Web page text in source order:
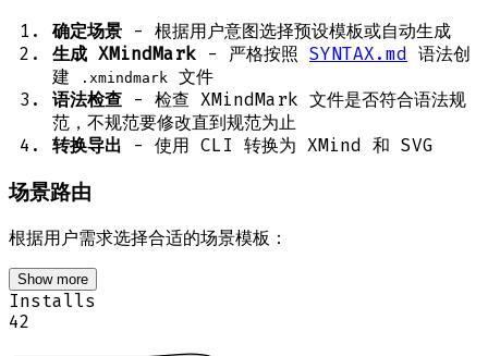
确定场景 - 根据用户意图选择预设模板或自动生成
生成 XMindMark - 严格按照 SYNTAX.md
语法创
建
.xmindmark
文件
语法检查 - 检查 XMindMark 文件是否符合语法规
范，不规范要修改直到规范为止
转换导出 - 使用 CLI 转换为 XMind 和 SVG
场景路由
根据用户需求选择合适的场景模板：
Show more
Installs
42